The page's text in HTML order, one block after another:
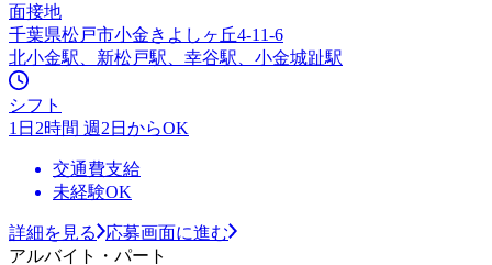
面接地
千葉県松戸市小金きよしヶ丘4-11-6
北小金駅、新松戸駅、幸谷駅、小金城趾駅
シフト
1日2時間 週2日からOK
交通費支給
未経験OK
詳細を見る
応募画面に進む
アルバイト・パート